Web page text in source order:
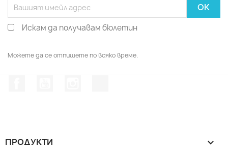
Искам да получавам бюлетин
Можете да се отпишете по всяко време.
ПРОДУКТИ 